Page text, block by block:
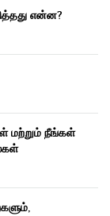
என்ன?
நீங்கள்